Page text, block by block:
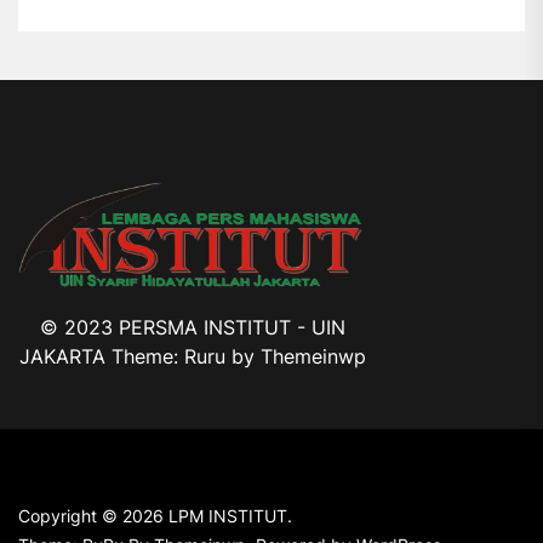
© 2023 PERSMA INSTITUT - UIN
JAKARTA Theme: Ruru by Themeinwp
Copyright © 2026 LPM INSTITUT.